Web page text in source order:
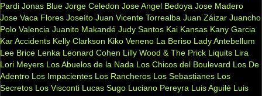
Pardi Jonas Blue Jorge Celedon Jose Angel Bedoya Jose Madero
Jose Vaca Flores Joseíto Juan Vicente Torrealba Juan Záizar Juancho
Polo Valencia Juanito Makandé Judy Santos Kai Kansas Kany Garcia
Kar Accidents Kelly Clarkson Kiko Veneno La Beriso Lady Antebellum
Lee Brice Lenka Leonard Cohen Lilly Wood & The Prick Liquits Lira
Lori Meyers Los Abuelos de la Nada Los Chicos del Boulevard Los De
Adentro Los Impacientes Los Rancheros Los Sebastianes Los
Secretos Los Visconti Lucas Sugo Luciano Pereyra Luis Aguilé Luis